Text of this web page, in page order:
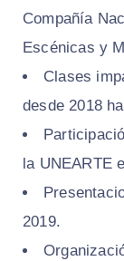
Compañía
Escénicas y
Clases
desde 2018
la UNEARTE
2019.